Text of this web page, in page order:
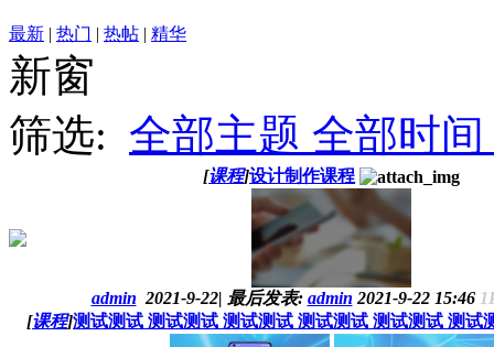
最新 | 热门 | 热帖 | 精华
新窗
筛选: 全部主题 全部时间
[课程]设计制作课程
admin 2021-9-22| 最后发表: admin 2021-9-22 15:46
[课程]测试测试 测试测试 测试测试 测试测试 测试测试 测试